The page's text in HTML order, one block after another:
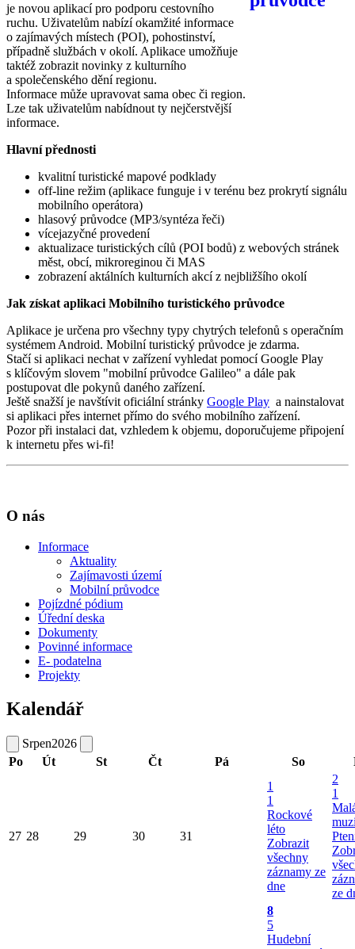
je novou aplikací pro podporu cestovního
ruchu. Uživatelům nabízí okamžité informace
o zajímavých místech (POI), pohostinství,
případně službách v okolí. Aplikace umožňuje
taktéž zobrazit novinky z kulturního
a společenského dění regionu.
Informace může upravovat sama obec či region.
Lze tak uživatelům nabídnout ty nejčerstvější
informace.
Hlavní přednosti
kvalitní turistické mapové podklady
off-line režim (aplikace funguje i v terénu bez prokrytí signálu
mobilního operátora)
hlasový průvodce (MP3/syntéza řeči)
vícejazyčné provedení
aktualizace turistických cílů (POI bodů) z webových stránek
měst, obcí, mikroreginou či MAS
zobrazení aktálních kulturních akcí z nejbližšího okolí
Jak získat aplikaci Mobilního turistického průvodce
Aplikace je určena pro všechny typy chytrých telefonů s operačním
systémem Android. Mobilní turistický průvodce je zdarma.
Stačí si aplikaci nechat v zařízení vyhledat pomocí Google Play
s klíčovým slovem "mobilní průvodce Galileo" a dále pak
postupovat dle pokynů daného zařízení.
Ještě snažší je navštívit oficiální stránky Google Play a nainstalovat
si aplikaci přes internet přímo do svého mobilního zařízení.
Pozor při instalaci dat, vzhledem k objemu, doporučujeme připojení
k internetu přes wi-fi!
O nás
Informace
Aktuality
Zajímavosti území
Mobilní průvodce
Pojízdné pódium
Úřední deska
Dokumenty
Povinné informace
E- podatelna
Projekty
Kalendář
Srpen2026
Po
Út St Čt Pá So
27 28 29 30 31
1
1
Rockové
léto
Zobrazit
všechny
záznamy ze
dne
2
1
ze
8
5
Hudební